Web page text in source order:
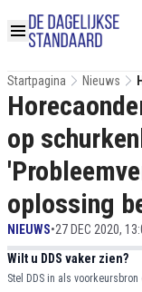
Startpagina Nieuws
op
oplossing
NIEUWS•27 DEC 2020,
Wilt u DDS vaker zien?
Stel DDS in als voorkeursbron